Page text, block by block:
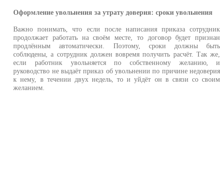
Оформление увольнения за утрату доверия: сроки увольнения
Важно понимать, что если после написания приказа сотрудник
продолжает работать на своём месте, то договор будет признан
продлённым автоматически. Поэтому, сроки должны быть
соблюдены, а сотрудник должен вовремя получить расчёт. Так же,
если работник увольняется по собственному желанию, и
руководство не выдаёт приказ об увольнении по причине недоверия
к нему, в течении двух недель, то и уйдёт он в связи со своим
желанием.